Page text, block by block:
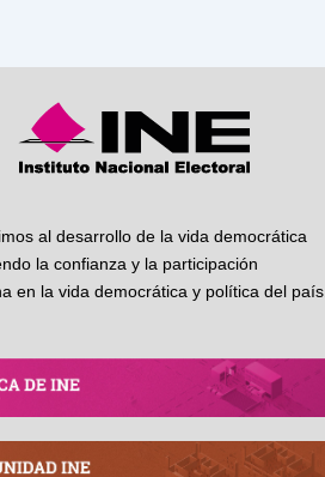
al desarrollo de la vida democrática
la confianza y la participación
en la vida democrática y política del país.